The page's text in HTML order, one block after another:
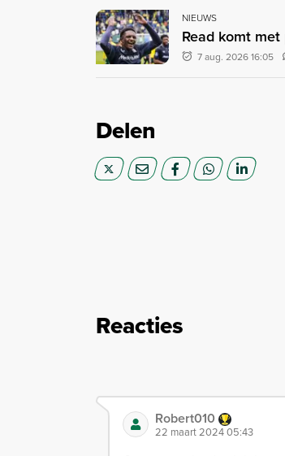
NIEUWS
Read komt
7 aug. 2026 16:05
Delen
Reacties
Robert010
22 maart 2024 05:43